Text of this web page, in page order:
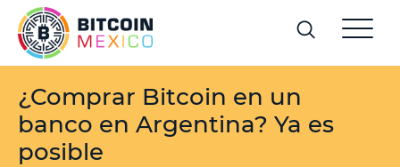
¿Comprar Bitcoin en un
banco en Argentina? Ya es
posible